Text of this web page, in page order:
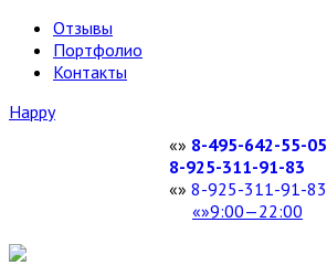
Отзывы
Портфолио
Контакты
Happy
8-495-642-55-05
8-925-311-91-83
8-925-311-91-83
9:00—22:00